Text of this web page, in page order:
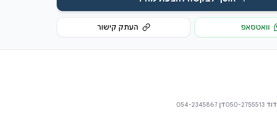
וואטסאפ העתק קישור
דוד 050-2755513דן 054-2345867